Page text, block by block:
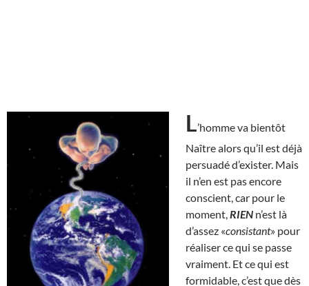
L’homme va bientôt
Naître alors qu’il est déjà
persuadé d’exister. Mais
il n’en est pas encore
conscient, car pour le
moment, RIEN n’est là
d’assez «consistant» pour
réaliser ce qui se passe
vraiment. Et ce qui est
formidable, c’est que dès